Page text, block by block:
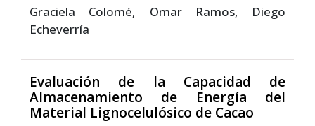
Graciela Colomé, Omar Ramos, Diego
Echeverría
Evaluación de la Capacidad de
Almacenamiento de Energía del
Material Lignocelulósico de Cacao